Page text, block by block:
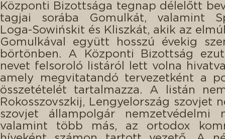
Központi Bizottsága tegnap délelőtt
tagjai sorába Gomulkát, valamint
Loga-Sowińskit és Kliszkát, akik az
Gomulkával együtt hosszú évekig
börtönben. A Központi Bizottság
nevet felsoroló listáról lett volna
amely megvitatandó tervezetként a
összetételét tartalmazza. A listán
Rokosszovszkij, Lengyelország szovjet
szovjet állampolgár nemzetvédelmi
valamint több más, az ortodox